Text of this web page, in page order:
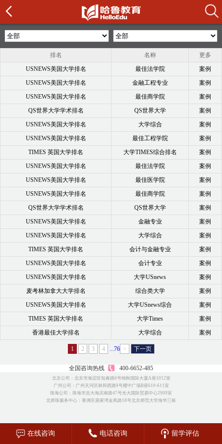
排名 名称
更多
USNEWS美国大学排名
最佳法学院
案例
USNEWS美国大学排名
金融工程专业
案例
USNEWS美国大学排名
最佳商学院
案例
QS世界大学学术排名
QS世界大学
案例
USNEWS美国大学排名
大学综合
案例
USNEWS美国大学排名
最佳工程学院
案例
TIMES 英国大学排名
大学TIMES综合排名
案例
USNEWS美国大学排名
最佳法学院
案例
USNEWS美国大学排名
最佳医学院
案例
USNEWS美国大学排名
最佳商学院
案例
QS世界大学学术排名
QS世界大学
案例
USNEWS美国大学排名
金融专业
案例
USNEWS美国大学排名
大学综合
案例
TIMES 英国大学排名
会计与金融专业
案例
USNEWS美国大学排名
会计专业
案例
USNEWS美国大学排名
大学USnews
案例
麦考林加拿大大学排名
综合类大学
案例
USNEWS美国大学排名
大学USnews综合
案例
TIMES 英国大学排名
大学Times
案例
香港最佳大学排名
大学综合 案例
1 2 3 4 ...76 > 下一页
全国咨询热线 400-6652-485
北京公司：北京市海淀区知春路6号锦秋国际大厦A座1012室
广州公司：广州天河区林和西路9号耀中广场B座610-611室
珠海公司：珠海市吉大海滨南路47号光大国际贸易中心2909室
北师珠服务中心：香洲区唐家湾金凤路18号北京师范大学海华三栋
在线咨询 电话咨询 留学评估